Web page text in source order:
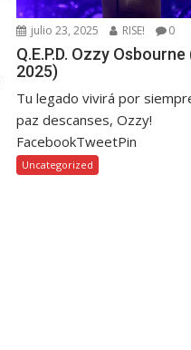
julio 23, 2025 RISE! 0
Q.E.P.D. Ozzy
2025)
Tu legado vivirá por
paz descanses, Ozzy!
FacebookTweetPin
Uncategorized